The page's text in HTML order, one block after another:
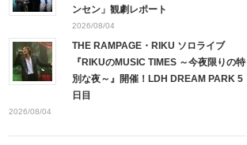
ンセン」観劇レポート
2026/08/04
THE RAMPAGE・RIKU ソロライブ
『RIKUのMUSIC TIMES ～今夜限りの特
別な夜～』開催！LDH DREAM PARK 5
日目
2026/08/04